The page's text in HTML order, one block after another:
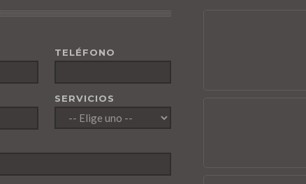
TELÉFONO
SERVICIOS